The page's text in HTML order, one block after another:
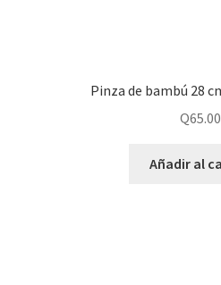
Pinza de bambú 28
Q65.00
Añadir al